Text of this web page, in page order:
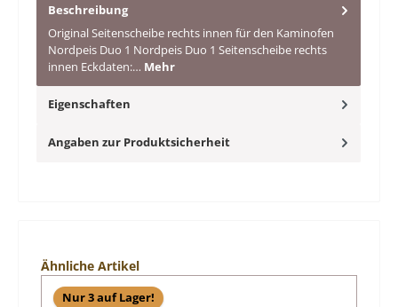
Beschreibung
Original Seitenscheibe rechts innen für den Kaminofen
Nordpeis Duo 1 Nordpeis Duo 1 Seitenscheibe rechts
innen Eckdaten:… Mehr
Eigenschaften
Angaben zur Produktsicherheit
Produktgalerie überspringen
Ähnliche Artikel
Nur 3 auf Lager!